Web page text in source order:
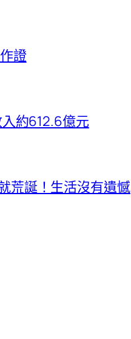
證
約612.6億元
荒誕！生活沒有遺憾